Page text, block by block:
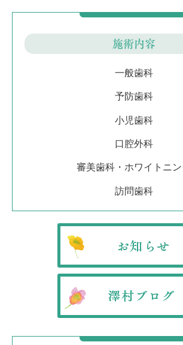
施術内容
一般歯科
予防歯科
小児歯科
口腔外科
審美歯科・ホワイトニ
訪問歯科